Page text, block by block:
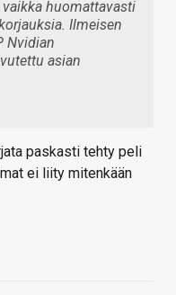
huomattavasti
Ilmeisen
Nvidian
asian
paskasti tehty peli
ei liity mitenkään